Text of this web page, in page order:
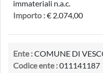
immateriali n.a.c.
Importo :€ 2.074,00
Ente :COMUNE DI
Codice ente :011141187